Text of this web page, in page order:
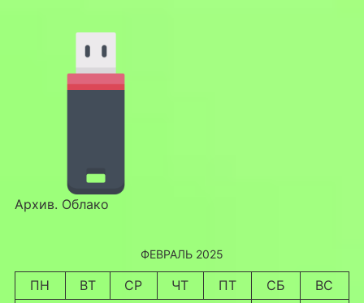
Архив. Облако
ФЕВРАЛЬ 2025
ПН ВТ СР ЧТ ПТ СБ
ВС